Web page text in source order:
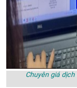
Chuyên giá